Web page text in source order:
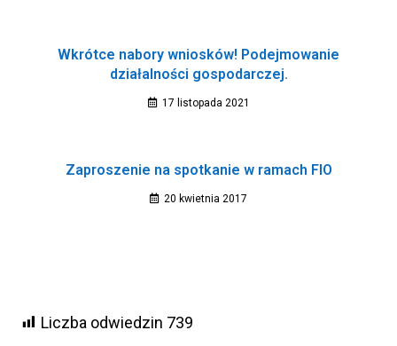
Wkrótce nabory wniosków! Podejmowanie
działalności gospodarczej.
17 listopada 2021
Zaproszenie na spotkanie w ramach FIO
20 kwietnia 2017
Liczba odwiedzin 739